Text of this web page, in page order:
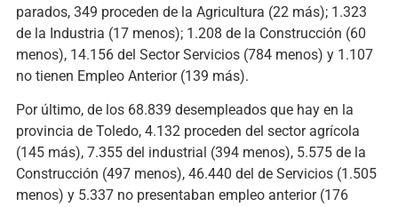
parados, 349 proceden de la Agricultura (22 más); 1.323
de la Industria (17 menos); 1.208 de la Construcción (60
menos), 14.156 del Sector Servicios (784 menos) y 1.107
no tienen Empleo Anterior (139 más).
Por último, de los 68.839 desempleados que hay en la
provincia de Toledo, 4.132 proceden del sector agrícola
(145 más), 7.355 del industrial (394 menos), 5.575 de la
Construcción (497 menos), 46.440 del de Servicios (1.505
menos) y 5.337 no presentaban empleo anterior (176